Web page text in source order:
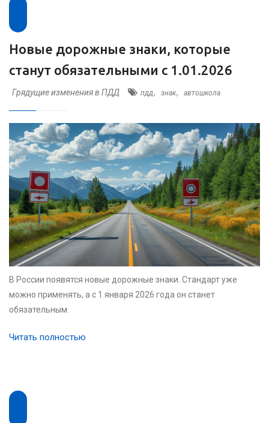
Новые дорожные знаки, которые
станут обязательными с 1.01.2026
Грядущие изменения в ПДД пдд, знак, автошкола
В России появятся новые дорожные знаки. Стандарт уже
можно применять, а с 1 января 2026 года он станет
обязательным.
Читать полностью